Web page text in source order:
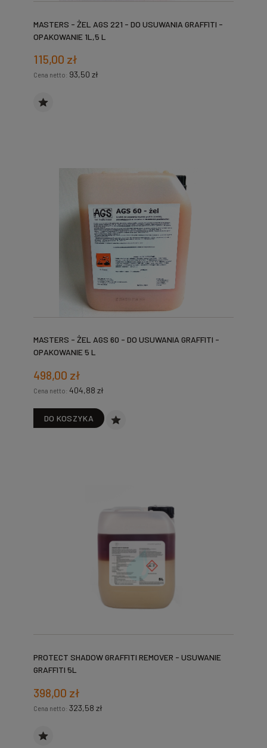
MASTERS - ŻEL AGS 221 - DO USUWANIA GRAFFITI -
OPAKOWANIE 1L,5 L
115,00 zł
Cena netto: 93,50 zł
MASTERS - ŻEL AGS 60 - DO USUWANIA GRAFFITI -
OPAKOWANIE 5 L
498,00 zł
Cena netto: 404,88 zł
DO KOSZYKA
PROTECT SHADOW GRAFFITI REMOVER - USUWANIE
GRAFFITI 5L
398,00 zł
Cena netto: 323,58 zł